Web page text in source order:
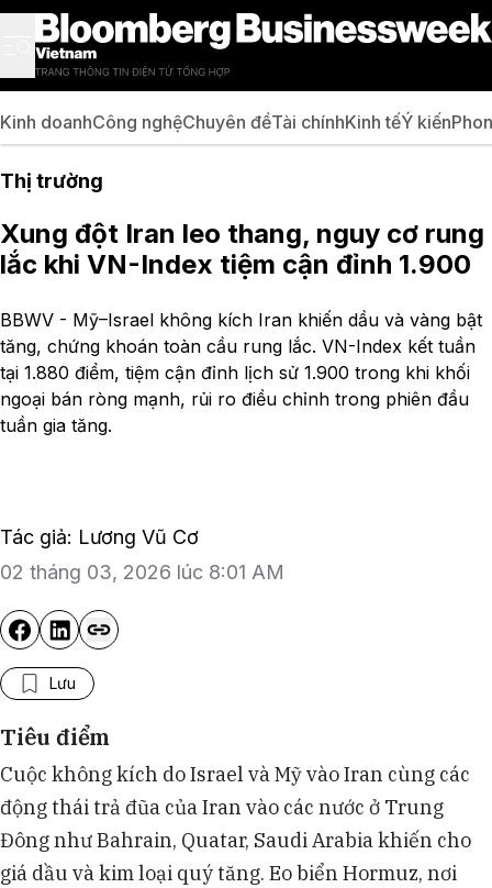
Kinh doanhCông nghệChuyên đềTài chínhKinh tếÝ kiến
Thị trường
Xung đột Iran leo thang, nguy cơ rung
lắc khi VN-Index tiệm cận đỉnh 1.900
BBWV - Mỹ–Israel không kích Iran khiến dầu và vàng bật
tăng, chứng khoán toàn cầu rung lắc. VN-Index kết tuần
tại 1.880 điểm, tiệm cận đỉnh lịch sử 1.900 trong khi khối
ngoại bán ròng mạnh, rủi ro điều chỉnh trong phiên đầu
tuần gia tăng.
Tác giả: Lương Vũ Cơ
02 tháng 03, 2026 lúc 8:01 AM
Lưu
Tiêu điểm
Cuộc không kích do Israel và Mỹ vào Iran cùng các
động thái trả đũa của Iran vào các nước ở Trung
Đông như Bahrain, Quatar, Saudi Arabia khiến cho
giá dầu và kim loại quý tăng. Eo biển Hormuz, nơi